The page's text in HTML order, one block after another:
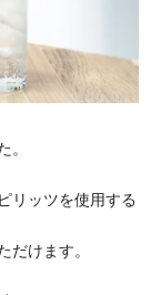
。
リッツを使用する
だけます。